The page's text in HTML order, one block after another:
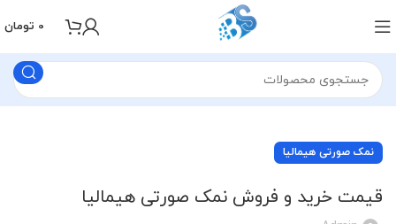
0 تومان
نمک صورتی هیمالیا
قیمت خرید و فروش نمک صورتی هیمالیا